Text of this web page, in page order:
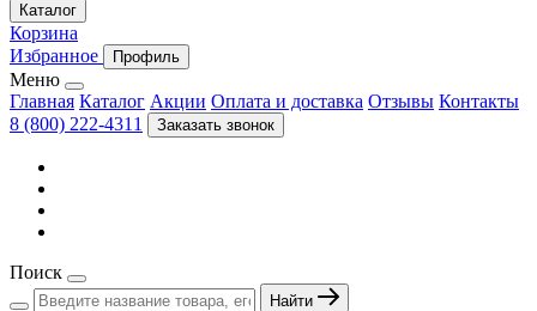
Каталог
Корзина
Избранное
Профиль
Меню
Главная Каталог Акции Оплата и доставка Отзывы Контакты
8 (800) 222-4311
Заказать звонок
Поиск
Найти